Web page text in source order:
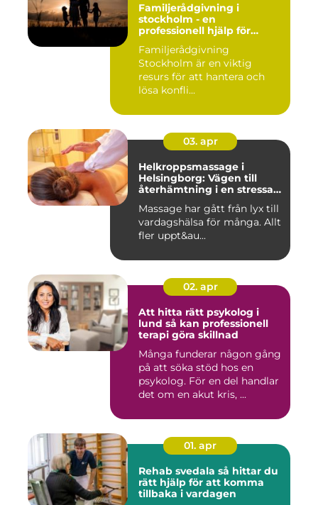
Familjerådgivning i
stockholm - en
professionell hjälp för
Familjerådgivning
Stockholm är en viktig
resurs för att hantera och
lösa konfli...
03. apr
Helkroppsmassage i
Helsingborg: Vägen till
återhämtning i en stressad
Massage har gått från lyx till
vardagshälsa för många. Allt
fler uppt&au...
02. apr
Att hitta rätt psykolog i
lund så kan professionell
terapi göra skillnad
Många funderar någon gång
på att söka stöd hos en
psykolog. För en del handlar
det om en akut kris, ...
01. apr
Rehab svedala så hittar du
rätt hjälp för att komma
tillbaka i vardagen